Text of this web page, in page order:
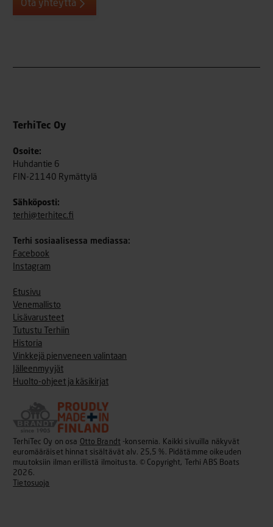
Ota yhteyttä
TerhiTec Oy
Osoite:
Huhdantie 6
FIN-21140 Rymättylä
Sähköposti:
terhi@terhitec.fi
Terhi sosiaalisessa mediassa:
Facebook
Instagram
Etusivu
Venemallisto
Lisävarusteet
Tutustu Terhiin
Historia
Vinkkejä pienveneen valintaan
Jälleenmyyjät
Huolto-ohjeet ja käsikirjat
TerhiTec Oy on osa Otto Brandt -konsernia. Kaikki sivuilla näkyvät
euromääräiset hinnat sisältävät alv. 25,5 %. Pidätämme oikeuden
muutoksiin ilman erillistä ilmoitusta. © Copyright, Terhi ABS Boats
2026.
Tietosuoja